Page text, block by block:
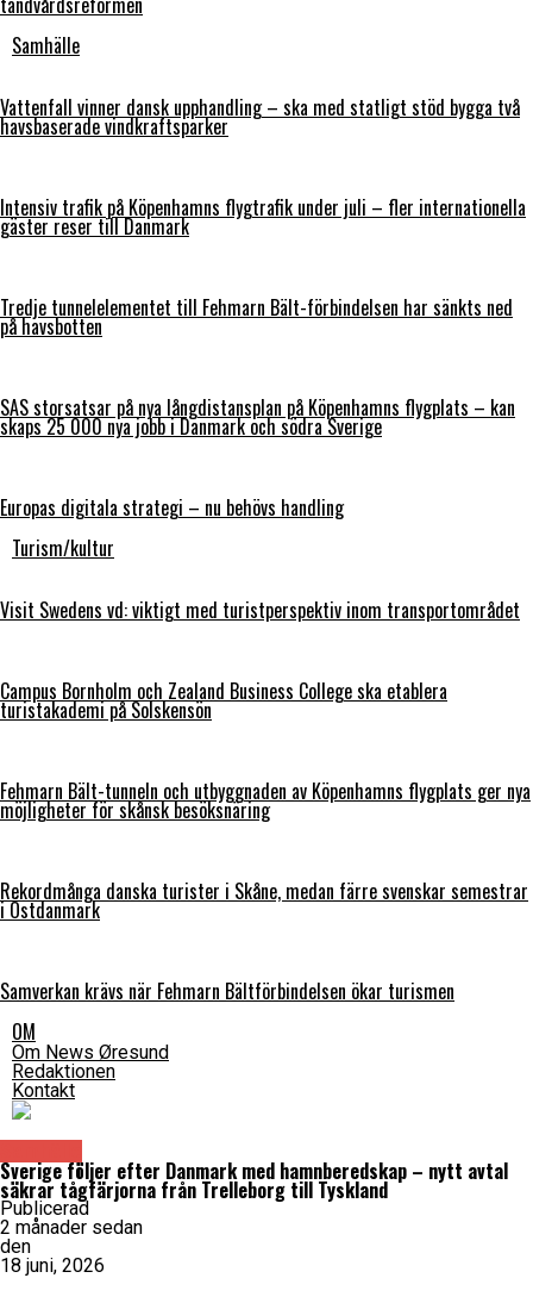
Samhälle
Vattenfall vinner dansk upphandling – ska med statligt stöd bygga två
havsbaserade vindkraftsparker
Intensiv trafik på Köpenhamns flygtrafik under juli – fler internationella
gäster reser till Danmark
Tredje tunnelelementet till Fehmarn Bält-förbindelsen har sänkts ned
på havsbotten
SAS storsatsar på nya långdistansplan på Köpenhamns flygplats – kan
skaps 25 000 nya jobb i Danmark och södra Sverige
Europas digitala strategi – nu behövs handling
Turism/kultur
Visit Swedens vd: viktigt med turistperspektiv inom transportområdet
Campus Bornholm och Zealand Business College ska etablera
turistakademi på Solskensön
Fehmarn Bält-tunneln och utbyggnaden av Köpenhamns flygplats ger nya
möjligheter för skånsk besöksnäring
Rekordmånga danska turister i Skåne, medan färre svenskar semestrar
i Östdanmark
Samverkan krävs när Fehmarn Bältförbindelsen ökar turismen
OM
Om News Øresund
Redaktionen
Kontakt
Sverige följer efter Danmark med hamnberedskap – nytt avtal
säkrar tågfärjorna från Trelleborg till Tyskland
Publicerad
2 månader sedan
den
18 juni, 2026